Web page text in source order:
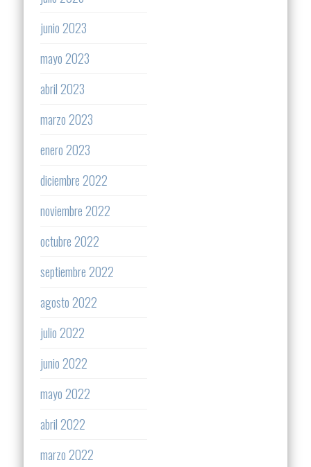
junio 2023
mayo 2023
abril 2023
marzo 2023
enero 2023
diciembre 2022
noviembre 2022
octubre 2022
septiembre 2022
agosto 2022
julio 2022
junio 2022
mayo 2022
abril 2022
marzo 2022